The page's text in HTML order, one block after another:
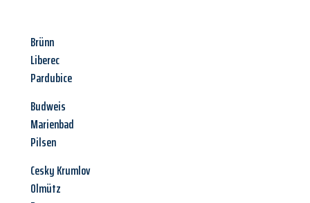
Brünn
Liberec
Pardubice
Budweis
Marienbad
Pilsen
Cesky Krumlov
Olmütz